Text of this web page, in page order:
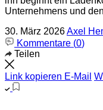
Unternehmens und
30. März 2026Axel
Kommentare (0)
Teilen
Link kopieren E-Mail